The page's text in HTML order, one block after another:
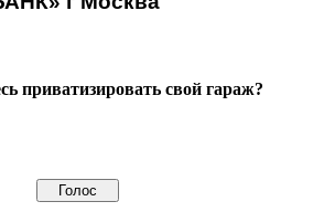
приватизировать свой гараж?